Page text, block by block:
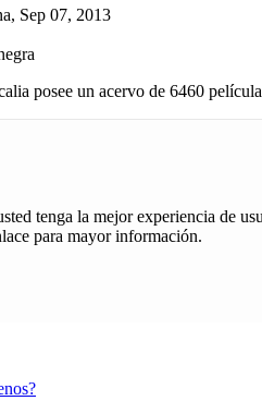
, Sep 07, 2013
posee un acervo de 6460
tenga la mejor experiencia de
para mayor información.